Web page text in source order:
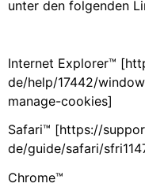
unter den folgenden
Internet Explorer™
de/help/17442/
manage-cookies]
Safari™ [https://
de/guide/safari/
Chrome™